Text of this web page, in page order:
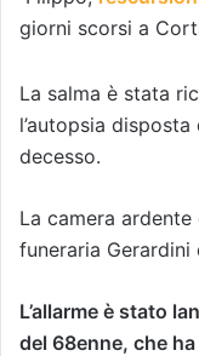
giorni scorsi a
La salma è stata
l’autopsia
decesso.
La camera
funeraria Gerardini
L’allarme è stato
del 68enne, che